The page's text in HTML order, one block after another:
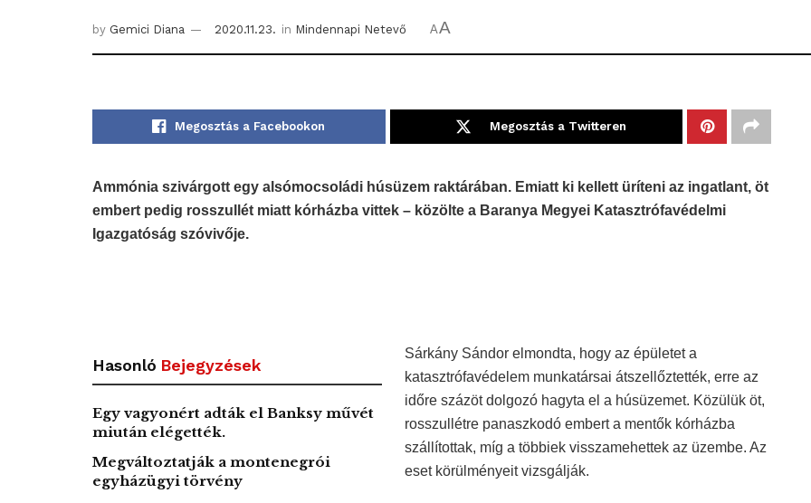
by Gemici Diana 2020.11.23. in Mindennapi Netevő AA
Megosztás a Facebookon Megosztás a Twitteren
Ammónia szivárgott egy alsómocsoládi húsüzem raktárában. Emiatt ki kellett üríteni az ingatlant, öt
embert pedig rosszullét miatt kórházba vittek – közölte a Baranya Megyei Katasztrófavédelmi
Igazgatóság szóvivője.
Hasonló Bejegyzések
Egy vagyonért adták el Banksy művét
miután elégették.
Megváltoztatják a montenegrói
egyházügyi törvény
Sárkány Sándor elmondta, hogy az épületet a
katasztrófavédelem munkatársai átszellőztették, erre az
időre százöt dolgozó hagyta el a húsüzemet. Közülük öt,
rosszullétre panaszkodó embert a mentők kórházba
szállítottak, míg a többiek visszamehettek az üzembe. Az
eset körülményeit vizsgálják.